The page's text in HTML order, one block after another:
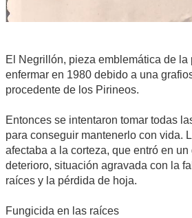
El Negrillón, pieza emblemática de la
enfermar en 1980 debido a una
procedente de los Pirineos.
Entonces se intentaron tomar todas
para conseguir mantenerlo con vida.
afectaba a la corteza, que entró en
deterioro, situación agravada con la
raíces y la pérdida de hoja.
Fungicida en las raíces